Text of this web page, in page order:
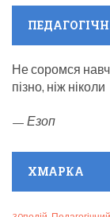
Не соромся
пізно, ніж ніколи
—Езоп
ХМАРКА